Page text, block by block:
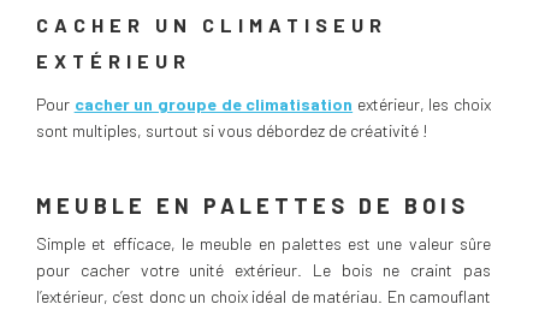
CACHER UN CLIMATISEUR
EXTÉRIEUR
Pour cacher un groupe de climatisation extérieur, les choix
sont multiples, surtout si vous débordez de créativité !
MEUBLE EN PALETTES DE BOIS
Simple et efficace, le meuble en palettes est une valeur sûre
pour cacher votre unité extérieur. Le bois ne craint pas
l’extérieur, c’est donc un choix idéal de matériau. En camouflant